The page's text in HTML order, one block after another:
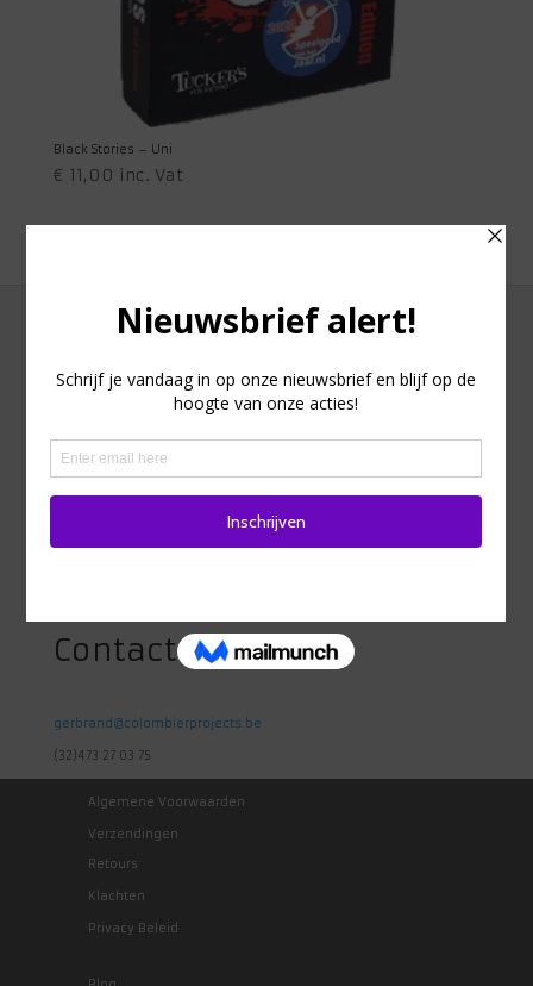
Black Stories – Uni
€ 11,00 inc. Vat
Adres
Heidestraat 98
Contact
gerbrand@colombierprojects.be
(32)473 27 03 75
Algemene Voorwaarden
Verzendingen
Retours
Klachten
Privacy Beleid